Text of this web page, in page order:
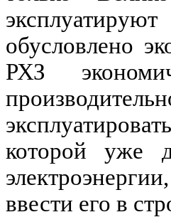
обусловлено
РХЗ
которой уже
ввести его в